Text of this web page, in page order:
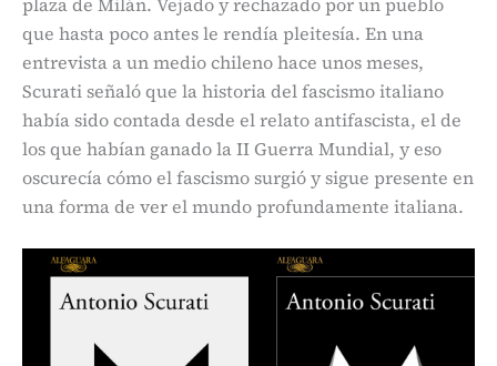
que hasta poco antes le rendía pleitesía. En una
entrevista a un medio chileno hace unos meses,
Scurati señaló que la historia del fascismo italiano
había sido contada desde el relato antifascista, el de
los que habían ganado la II Guerra Mundial, y eso
oscurecía cómo el fascismo surgió y sigue presente en
una forma de ver el mundo profundamente italiana.